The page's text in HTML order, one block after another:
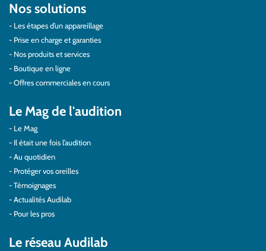
Nos solutions
Les étapes d’un appareillage
Prise en charge et garanties
Nos produits et services
Boutique en ligne
Offres commerciales en cours
Le Mag de l'audition
Le Mag
Il était une fois l’audition
Au quotidien
Protéger vos oreilles
Témoignages
Actualités Audilab
Pour les pros
Le réseau Audilab